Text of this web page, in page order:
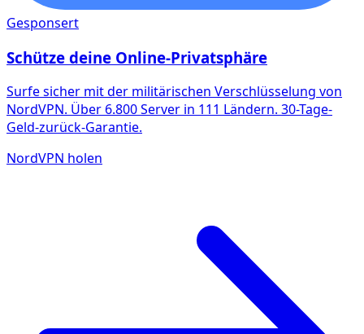
Gesponsert
Schütze deine Online-Privatsphäre
Surfe sicher mit der militärischen Verschlüsselung von
NordVPN. Über 6.800 Server in 111 Ländern. 30-Tage-
Geld-zurück-Garantie.
NordVPN holen